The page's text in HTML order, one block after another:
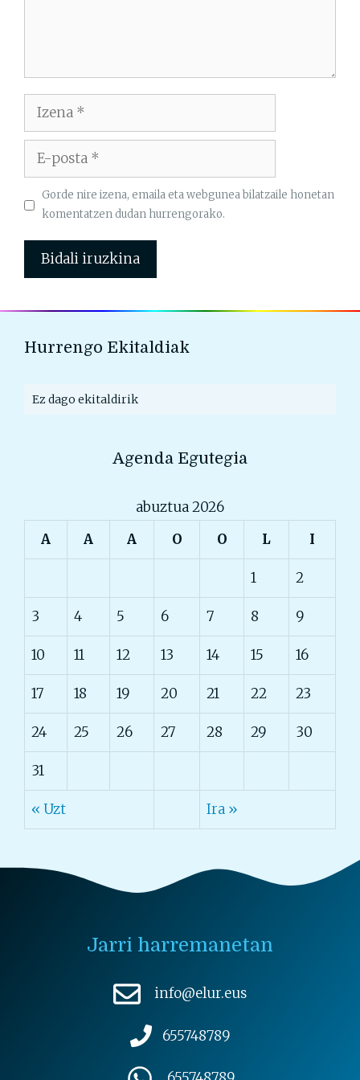
Izena
E-
posta
Gorde nire izena, emaila eta webgunea bilatzaile honetan
komentatzen dudan hurrengorako.
Hurrengo Ekitaldiak
Ez dago ekitaldirik
Agenda Egutegia
abuztua 2026
A
A A O O L I
1 2
3 4 5 6 7 8 9
10 11 12 13 14 15 16
17 18 19 20 21 22 23
24 25 26 27 28 29 30
31
« Uzt Ira »
Jarri harremanetan
info@elur.eus
655748789